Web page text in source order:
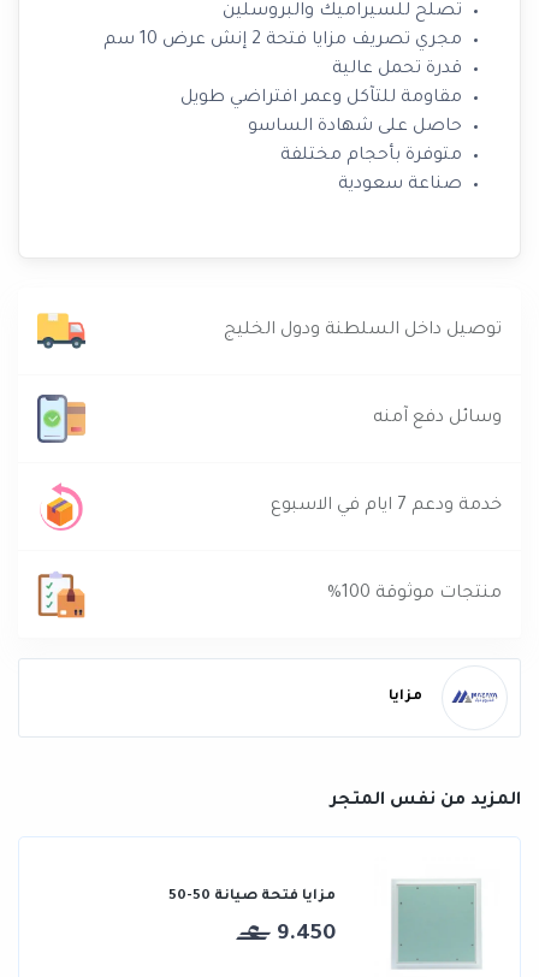
تصلح للسيراميك والبروسلين
مجري تصريف مزايا فتحة 2 إنش عرض 10 سم
قدرة تحمل عالية
مقاومة للتآكل وعمر افتراضي طويل
حاصل على شهادة الساسو
متوفرة بأحجام مختلفة
صناعة سعودية
توصيل داخل السلطنة ودول الخليج
وسائل دفع آمنه
خدمة ودعم 7 ايام في الاسبوع
منتجات موثوقة 100%
مزايا
المزيد من نفس المتجر
مزايا فتحة صيانة 50-50
9.450